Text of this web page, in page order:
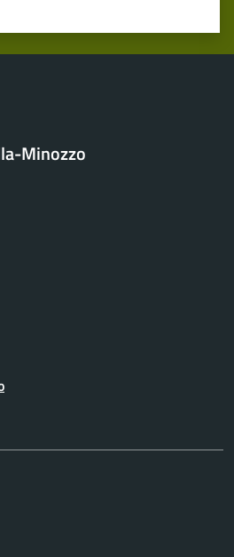
stelle su 5
su 5
5
Minozzo